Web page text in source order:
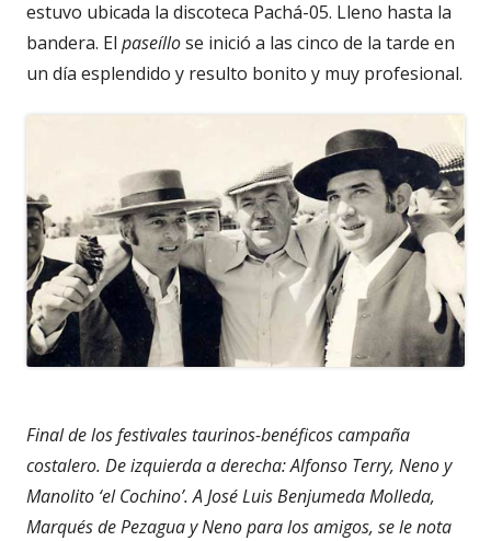
estuvo ubicada la discoteca Pachá-05. Lleno hasta la
bandera. El paseíllose inició a las cinco de la tarde en
un día esplendido y resulto bonito y muy profesional.
Final de los festivales taurinos-benéficos campaña
costalero. De izquierda a derecha: Alfonso Terry, Neno y
Manolito ‘el Cochino’. A José Luis Benjumeda Molleda,
Marqués de Pezagua y Neno para los amigos, se le nota